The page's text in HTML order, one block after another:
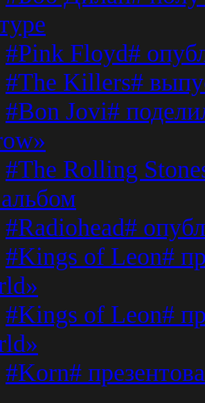
#Pink Floyd#
#The Killers#
#Bon Jovi#
#The Rolling
#Radiohead#
#Kings of Leon#
#Kings of Leon#
#Korn#